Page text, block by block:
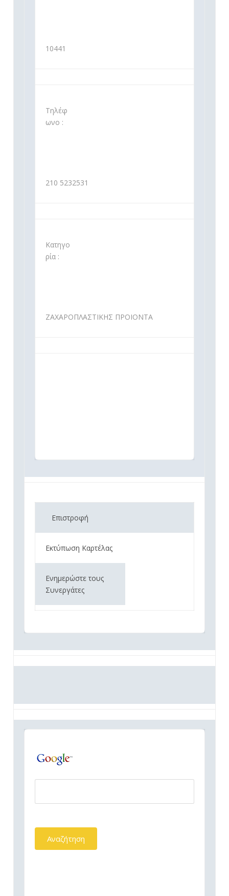
10441
Τηλέφ
ωνο :
210 5232531
Κατηγο
ρία :
ΖΑΧΑΡΟΠΛΑΣΤΙΚΗΣ ΠΡΟΙΟΝΤΑ
Επιστροφή
Εκτύπωση Καρτέλας
Ενημερώστε τους
Συνεργάτες